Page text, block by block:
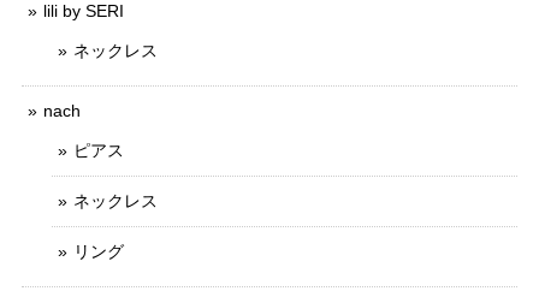
lili by SERI
ネックレス
nach
ピアス
ネックレス
リング